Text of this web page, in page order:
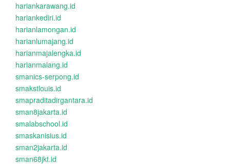
hariankarawang.id
hariankediri.id
harianlamongan.id
harianlumajang.id
harianmajalengka.id
harianmalang.id
smanics-serpong.id
smakstlouis.id
smapraditadirgantara.id
sman8jakarta.id
smalabschool.id
smaskanisius.id
sman2jakarta.id
sman68jkt.id